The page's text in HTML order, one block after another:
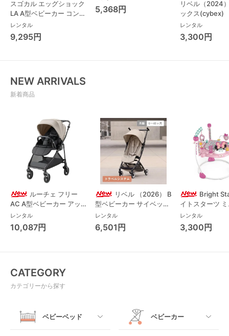
スゴカル エッグショック
LA A型ベビーカー コンビ
(Combi)
レンタル
9,295円
ール・体重計
5,368円
リベル（2024
ックス(cybex)
レンタル
3,300円
NEW ARRIVALS
新着商品
ルーチェ フリー
AC A型ベビーカー アッ
プリカ(Aprica) A型ベビ
ーカー アップリカ
(Aprica)
レンタル
10,087円
リベル （2026） B
型ベビーカー サイベック
ス(cybex)
レンタル
6,501円
Bright
イトスターツ
ス フォーエバ
レンド ジャン
パルー キッズ
レンタル
3,300円
CATEGORY
カテゴリーから探す
ベビーベッド ベビーカー